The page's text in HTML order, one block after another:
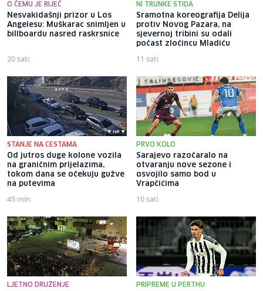
O ČEMU JE RIJEČ
Nesvakidašnji prizor u Los
Angelesu: Muškarac snimljen u
billboardu nasred raskrsnice
20 sati
NI TRUNKE STIDA
Sramotna koreografija Delija
protiv Novog Pazara, na
sjevernoj tribini su odali
počast zločincu Mladiću
11 sati
STANJE NA CESTAMA
Od jutros duge kolone vozila
na graničnim prijelazima,
tokom dana se očekuju gužve
na putevima
45 min
PRVO KOLO
Sarajevo razočaralo na
otvaranju nove sezone i
osvojilo samo bod u
Vrapčićima
10 sati
LJETNO DRUŽENJE PRIPREME U PERTHU